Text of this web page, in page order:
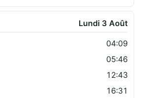
Lundi 3 Août
04:09
05:46
12:43
16:31